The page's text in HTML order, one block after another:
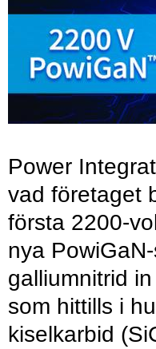
Power
vad företaget
första 2200-
nya
galliumnitrid
som hittills i
kiselkarbid